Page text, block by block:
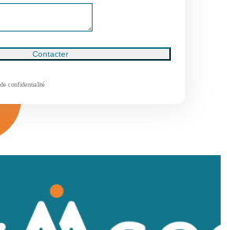
confidentialité
Contacter